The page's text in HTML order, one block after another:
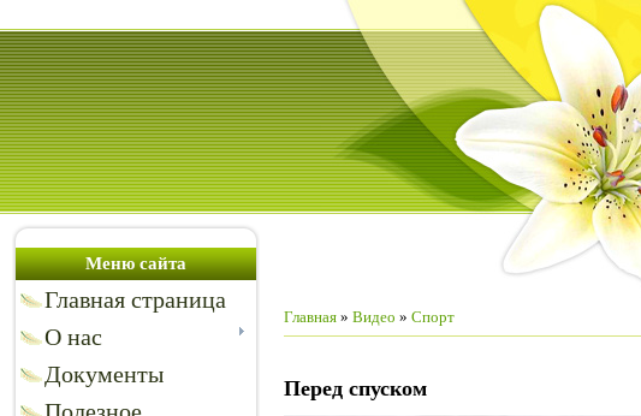
Меню сайта
Главная страница
О нас
Документы
Главная » Видео » Спорт
Перед спуском